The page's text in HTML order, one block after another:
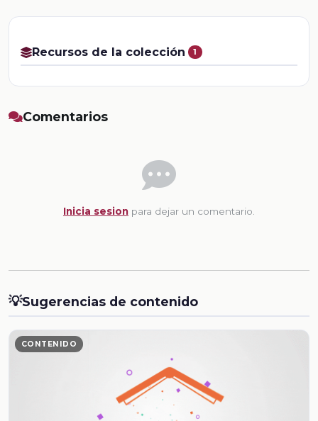
Recursos de la colección 1
Comentarios
Inicia sesion para dejar un comentario.
💡Sugerencias de contenido
CONTENIDO